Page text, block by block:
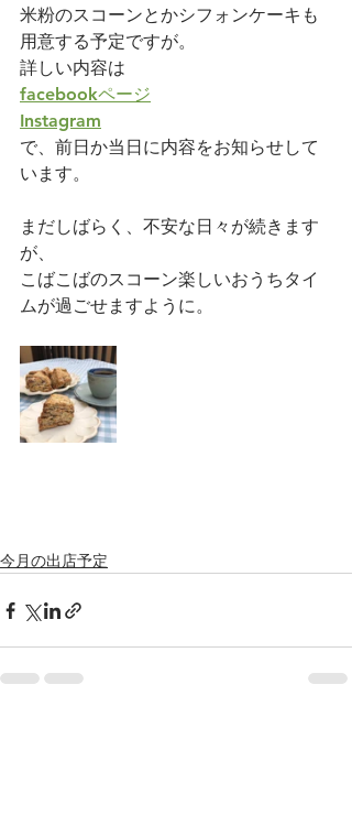
米粉のスコーンとかシフォンケーキも
用意する予定ですが。
詳しい内容は
facebookページ
Instagram
で、前日か当日に内容をお知らせして
います。
まだしばらく、不安な日々が続きます
が、
こばこばのスコーン楽しいおうちタイ
ムが過ごせますように。
今月の出店予定